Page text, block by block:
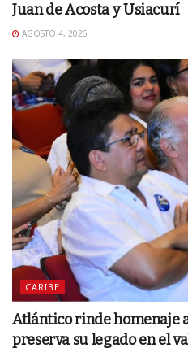
Juan de Acosta y Usiacurí
AGOSTO 4, 2026
CARIBE
Atlántico rinde homenaje
preserva su legado en el